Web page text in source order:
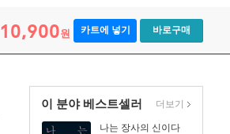
10,900원 카트에 넣기 바로구매
이 분야 베스트셀러
나는 장사의 신이다
더보기